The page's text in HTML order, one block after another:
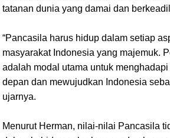
tatanan dunia yang damai dan
“Pancasila harus hidup dalam setiap
masyarakat Indonesia yang majemuk.
adalah modal utama untuk
depan dan mewujudkan Indonesia
ujarnya.
Menurut Herman, nilai-nilai Pancasila